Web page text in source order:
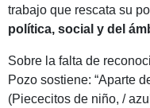
trabajo que rescata su
política, social y del
Sobre la falta de
Pozo sostiene: “Aparte
(Piececitos de niño, /